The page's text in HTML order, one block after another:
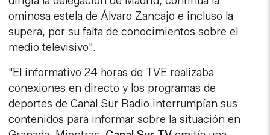
ominosa estela de Álvaro Zancajo e incluso la
supera, por su falta de conocimientos sobre el
medio televisivo".
"El informativo 24 horas de TVE realizaba
conexiones en directo y los programas de
deportes de Canal Sur Radio interrumpían sus
contenidos para informar sobre la situación en